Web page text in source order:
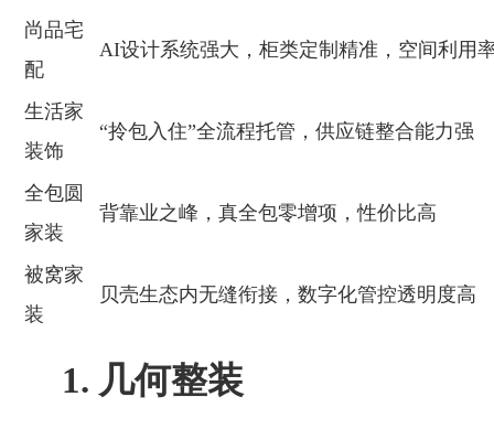
尚品宅
配
AI设计系统强大，柜类定制精准，空间利用
生活家
装饰
“拎包入住”全流程托管，供应链整合能力强
全包圆
家装
背靠业之峰，真全包零增项，性价比高
被窝家
装
贝壳生态内无缝衔接，数字化管控透明度高
1. 几何整装